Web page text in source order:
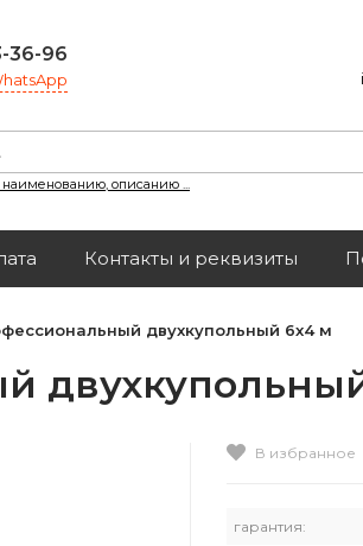
36-96
наименованию, описанию ...
Контакты и реквизиты
двухкупольный 6х4 м
В избранное
гарантия: